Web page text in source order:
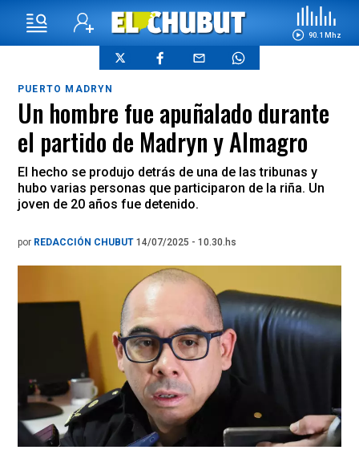
90.1 Mhz
PUERTO MADRYN
Un hombre fue apuñalado durante
el partido de Madryn y Almagro
El hecho se produjo detrás de una de las tribunas y
hubo varias personas que participaron de la riña. Un
joven de 20 años fue detenido.
por REDACCIÓN CHUBUT 14/07/2025 - 10.30.hs